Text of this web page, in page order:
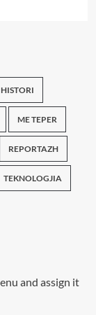
HISTORI
ME TEPER
REPORTAZH
TEKNOLOGJIA
and assign it